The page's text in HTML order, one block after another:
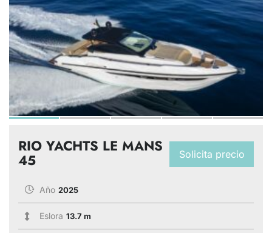
Solicita precio
RIO YACHTS LE MANS
45
Año 2025
Eslora 13.7 m